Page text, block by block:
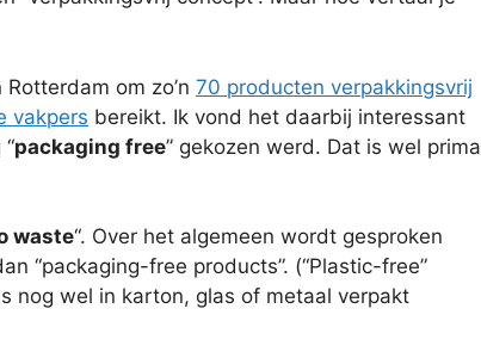
om zo’n 70 producten verpakkingsvrij
vakpers bereikt. Ik vond het daarbij interessant
packaging free” gekozen werd. Dat is wel prima
waste“. Over het algemeen wordt gesproken
“packaging-free products”. (“Plastic-free”
nog wel in karton, glas of metaal verpakt